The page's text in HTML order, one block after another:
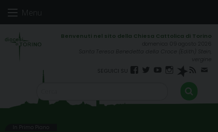
Menu
domenica 09 agosto 2026
Santa Teresa Benedetta della Croce (Edith) Stein,
vergine
Facebook
TwitterYouTube
Instagram
Spreaker
RSS
FEED
In Primo Piano